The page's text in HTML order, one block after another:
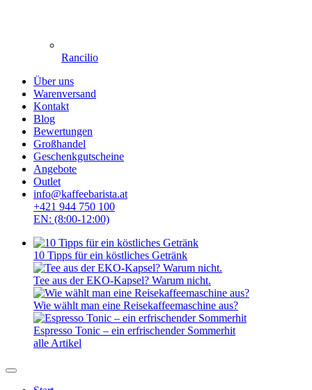
Rancilio
Über uns
Warenversand
Kontakt
Blog
Bewertungen
Großhandel
Geschenkgutscheine
Angebote
Outlet
info@kaffeebarista.at
+421 944 750 100
EN: (8:00-12:00)
10 Tipps für ein köstliches Getränk
Tee aus der EKO-Kapsel? Warum nicht.
Wie wählt man eine Reisekaffeemaschine aus?
Espresso Tonic – ein erfrischender Sommerhit
alle Artikel